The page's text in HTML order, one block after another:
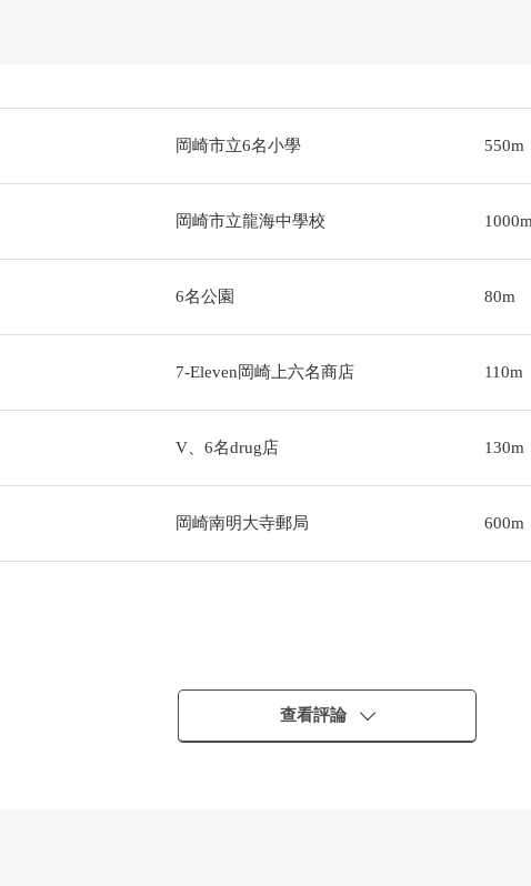
岡崎市立6名小學 550m
岡崎市立龍海中學校
6名公園 80m
7-Eleven岡崎上六名商店 110m
V、6名drug店 130m
岡崎南明大寺郵局 600m
查看評論